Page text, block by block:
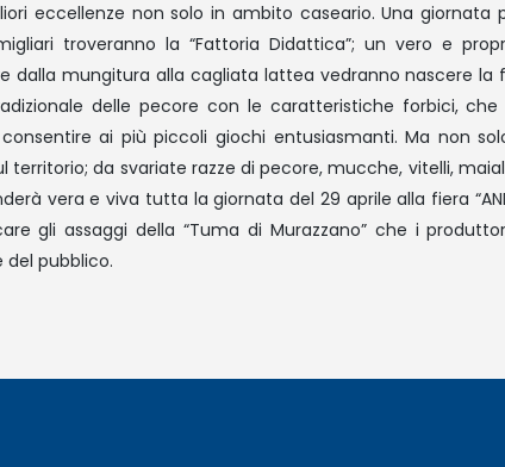
eccellenze non solo in ambito caseario. Una giornata
troveranno la “Fattoria Didattica”; un vero e
dalla mungitura alla cagliata lattea vedranno nascere la
delle pecore con le caratteristiche forbici,
ai più piccoli giochi entusiasmanti. Ma non
territorio; da svariate razze di pecore, mucche, vitelli,
vera e viva tutta la giornata del 29 aprile alla fiera
gli assaggi della “Tuma di Murazzano” che i
pubblico.